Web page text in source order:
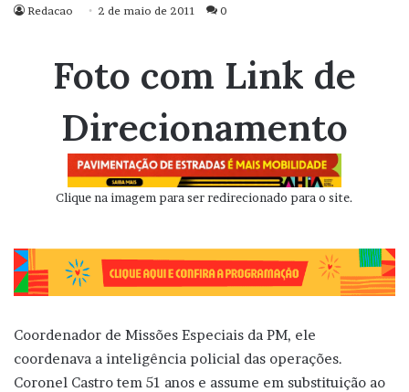
Redacao 2 de maio de 2011 0
Foto com Link de
Direcionamento
Clique na imagem para ser redirecionado para o site.
Coordenador de Missões Especiais da PM, ele
coordenava a inteligência policial das operações.
Coronel Castro tem 51 anos e assume em substituição ao